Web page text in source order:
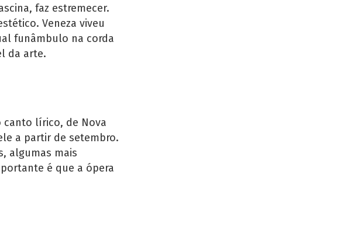
faz estremecer.
Veneza viveu
funâmbulo na corda
da arte.
canto lírico, de Nova
a partir de setembro.
algumas mais
é que a ópera